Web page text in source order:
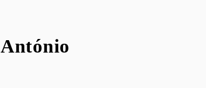
António